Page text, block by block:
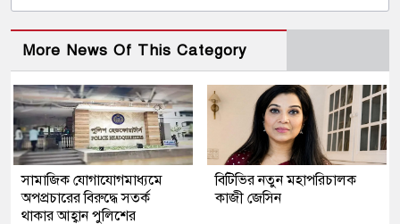
More News Of This Category
সামাজিক যোগাযোগমাধ্যমে
অপপ্রচারের বিরুদ্ধে সতর্ক
থাকার আহ্বান পুলিশের
বিটিভির নতুন মহাপরিচালক
কাজী জেসিন